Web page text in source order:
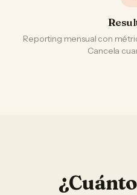
Reporting mensual con
Cancela